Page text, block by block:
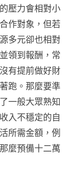
壓力會相對小
作對象，但若
多元卻也相對
領到報酬，常
有提前做好財
跑。那麼要準
一般大眾熟知
入不穩定的自
所需金額，例
麼預備十二萬